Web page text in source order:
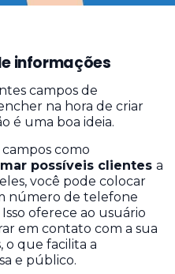
informações
campos de
na hora de criar
é uma boa ideia.
campos como
possíveis clientes a
você pode colocar
número de telefone
oferece ao usuário
em contato com a sua
o que facilita a
e público.